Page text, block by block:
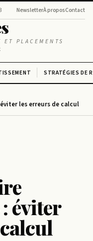
NewsletterÀ proposContact
PLACEMENTS
STRATÉGIES DE
les erreurs de calcul
éviter